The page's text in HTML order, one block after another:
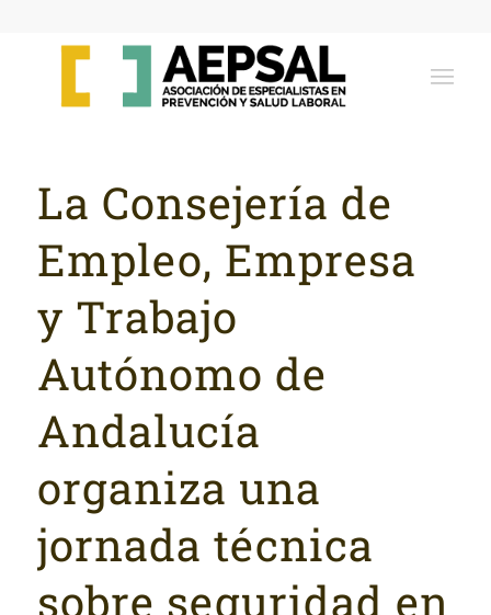
La Consejería de
Empleo, Empresa
y Trabajo
Autónomo de
Andalucía
organiza una
jornada técnica
sobre seguridad en